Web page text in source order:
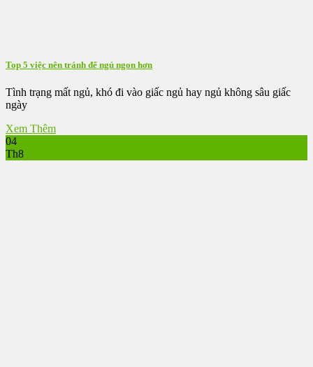
Top 5 việc nên tránh để ngủ ngon hơn
Tình trạng mất ngủ, khó đi vào giấc ngủ hay ngủ không sâu giấc
ngày
Xem Thêm
04
Th8